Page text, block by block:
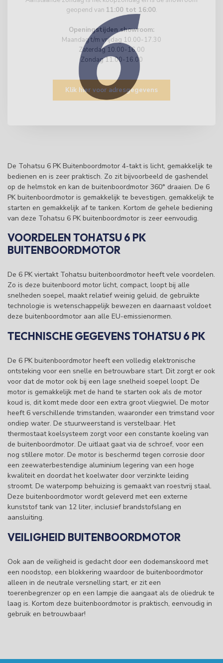
De Tohatsu 6 PK Buitenboordmotor 4-takt is licht, gemakkelijk te
bedienen en is zeer praktisch. Zo zit bijvoorbeeld de gashendel
op de helmstok en kan de buitenboordmotor 360° draaien. De 6
PK buitenboordmotor is gemakkelijk te bevestigen, gemakkelijk te
starten en gemakkelijk af te tanken. Kortom de gehele bediening
van deze Tohatsu 6 PK buitenboordmotor is zeer eenvoudig.
VOORDELEN TOHATSU 6 PK
BUITENBOORDMOTOR
De 6 PK viertakt Tohatsu buitenboordmotor heeft vele voordelen.
Zo is deze buitenboord motor licht, compact, loopt bij alle
snelheden soepel, maakt relatief weinig geluid, de gebruikte
technologie is wetenschappelijk bewezen en daarnaast voldoet
deze buitenboordmotor aan alle EU-emissienormen.
TECHNISCHE GEGEVENS TOHATSU 6 PK
De 6 PK buitenboordmotor heeft een volledig elektronische
ontsteking voor een snelle en betrouwbare start. Dit zorgt er ook
voor dat de motor ook bij een lage snelheid soepel loopt. De
motor is gemakkelijk met de hand te starten ook als de motor
koud is, dit komt mede door een extra groot vliegwiel. De motor
heeft 6 verschillende trimstanden, waaronder een trimstand voor
ondiep water. De stuurweerstand is verstelbaar. Het
thermostaat koelsysteem zorgt voor een constante koeling van
de buitenboordmotor. De uitlaat gaat via de schroef, voor een
nog stillere motor. De motor is beschermd tegen corrosie door
een zeewaterbestendige aluminium legering van een hoge
kwaliteit en doordat het koelwater door verzinkte leiding
stroomt. De waterpomp behuizing is gemaakt van roestvrij staal.
Deze buitenboordmotor wordt geleverd met een externe
kunststof tank van 12 liter, inclusief brandstofslang en
aansluiting.
VEILIGHEID BUITENBOORDMOTOR
Ook aan de veiligheid is gedacht door een dodemanskoord met
een noodstop, een blokkering waardoor de buitenboordmotor
alleen in de neutrale versnelling start, er zit een
toerenbegrenzer op en een lampje die aangaat als de oliedruk te
laag is. Kortom deze buitenboordmotor is praktisch, eenvoudig in
gebruik en betrouwbaar!
geopend van 11:00 tot 16:00.
Openingstijden showroom:
Maandag t/m vrijdag 10.00-17.30
Zaterdag 10.00-16.00
Zondag 11.00-16.00
Klik hier voor adresgegevens